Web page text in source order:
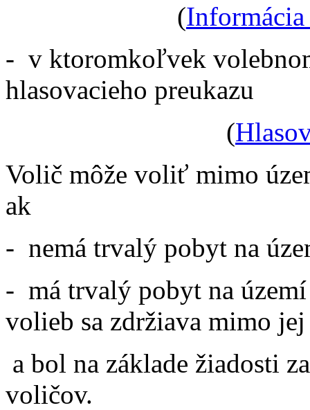
(
- v ktoromkoľvek
hlasovacieho preukazu
(
Volič môže voliť mimo
ak
- nemá trvalý pobyt na
- má trvalý pobyt na
volieb sa zdržiava mimo jej
a bol na základe žiadosti
voličov.